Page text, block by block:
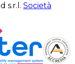
s.r.l. Società